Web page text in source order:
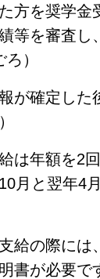
方を奨学金
等を審査し
）
が確定し
は年額を2
月と翌年4
給の際には
書が必要で